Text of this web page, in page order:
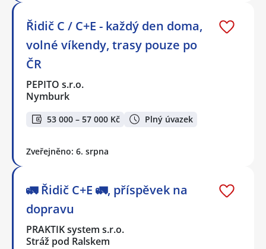
Řidič C / C+E - každý den doma,
volné víkendy, trasy pouze po
ČR
PEPITO s.r.o.
Nymburk
53 000 – 57 000 Kč Plný úvazek
Zveřejněno: 6. srpna
🚛 Řidič C+E 🚛, příspěvek na
dopravu
PRAKTIK system s.r.o.
Stráž pod Ralskem